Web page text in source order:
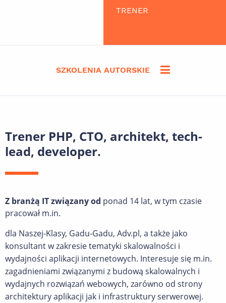
TRENER
SZKOLENIA AUTORSKIE
Trener PHP, CTO, architekt, tech-
lead, developer.
Z branżą IT związany od ponad 14 lat, w tym czasie
pracował m.in.
dla Naszej-Klasy, Gadu-Gadu, Adv.pl, a także jako
konsultant w zakresie tematyki skalowalności i
wydajności aplikacji internetowych. Interesuje się m.in.
zagadnieniami związanymi z budową skalowalnych i
wydajnych rozwiązań webowych, zarówno od strony
architektury aplikacji jak i infrastruktury serwerowej.